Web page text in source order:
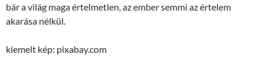
bár a világ maga értelmetlen, az ember semmi az értelem
akarása nélkül.
kiemelt kép: pixabay.com